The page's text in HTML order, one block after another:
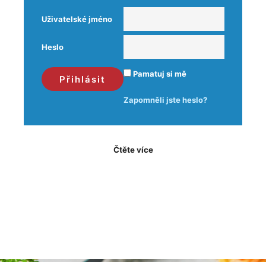
Uživatelské jméno
Heslo
Pamatuj si mě
Zapomněli jste heslo?
Čtěte více